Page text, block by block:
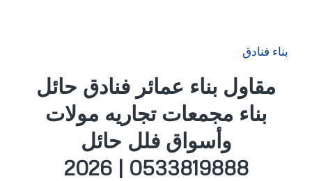
بناء فنادق
مقاول بناء عمائر فنادق حائل
بناء مجمعات تجاريه مولات
وأسواق فلل حائل
0533819888 | 2026